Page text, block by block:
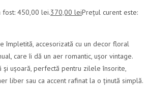
450,00 lei.370,00 leiPrețul curent este:
împletită, accesorizată cu un decor floral
care îi dă un aer romantic, ușor vintage.
și ușoară, perfectă pentru zilele însorite,
liber sau ca accent rafinat la o ținută simplă.